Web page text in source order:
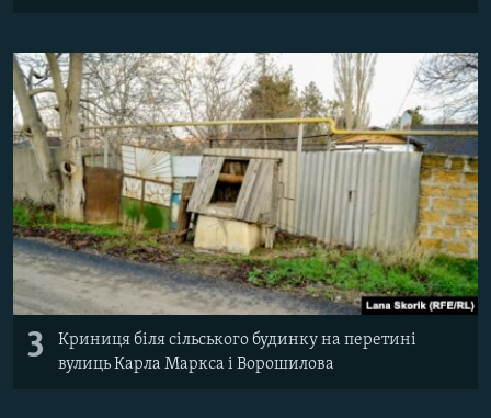
3
Криниця біля сільського будинку на перетині
вулиць Карла Маркса і Ворошилова